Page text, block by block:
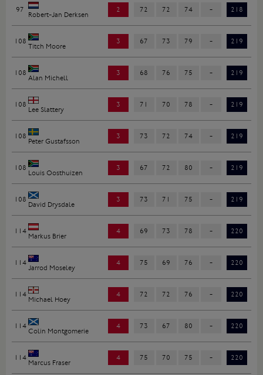
97
Robert-Jan Derksen
2 72 72 74 - 218
108
Titch Moore
3 67 73 79 - 219
108
Alan Michell
3 68 76 75 - 219
108
Lee Slattery
3 71 70 78 - 219
108
Peter Gustafsson
3 73 72 74 - 219
108
Louis Oosthuizen
3 67 72 80 - 219
108
David Drysdale
3 73 71 75 - 219
114
Markus Brier
4 69 73 78 - 220
114
Jarrod Moseley
4 75 69 76 - 220
114
Michael Hoey
4 72 72 76 - 220
114
Colin Montgomerie
4 73 67 80 - 220
114
Marcus Fraser
4 75 70 75 - 220